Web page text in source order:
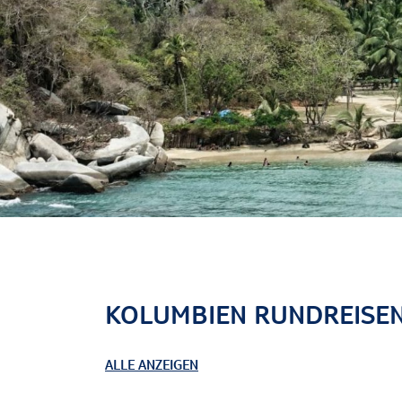
KOLUMBIEN
ALLE ANZEIGEN